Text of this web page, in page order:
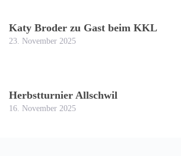
Katy Broder zu Gast beim KKL
23. November 2025
Herbstturnier Allschwil
16. November 2025